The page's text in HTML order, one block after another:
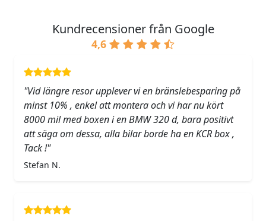
Kundrecensioner från Google
4,6
"Vid längre resor upplever vi en bränslebesparing på
minst 10% , enkel att montera och vi har nu kört
8000 mil med boxen i en BMW 320 d, bara positivt
att säga om dessa, alla bilar borde ha en KCR box ,
Tack !"
Stefan N.